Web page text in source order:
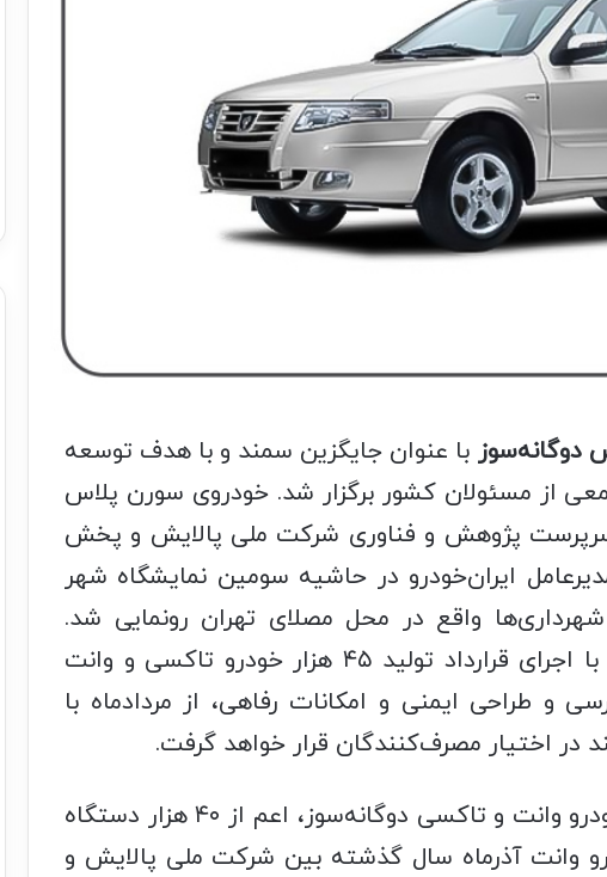
دوگانه‌سوز با عنوان جایگزین سمند و با هدف توسعه
از مسئولان کشور برگزار شد. خودروی سورن پلاس
سرپرست پژوهش و فناوری شرکت ملی پالایش و پخش
ایران‌خودرو در حاشیه سومین نمایشگاه شهر
واقع در محل مصلای تهران رونمایی شد.
همسو با اجرای قرارداد تولید ۴۵ هزار خودرو تاکسی و وانت
و طراحی ایمنی و امکانات رفاهی، از مردادماه با
اختیار مصرف‌کنندگان قرار خواهد گرفت.
قرارداد حمایت مالی تولید ۴۵ هزار خودرو وانت و تاکسی دوگانه‌سوز، اعم از ۴۰ هزار دستگاه
دستگاه خودرو وانت آذرماه سال گذشته بین شرکت ملی پالایش و